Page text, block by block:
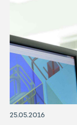
25.05.2016